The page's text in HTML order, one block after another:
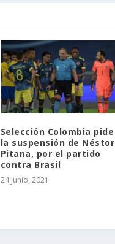
Selección Colombia pide
la suspensión de Néstor
Pitana, por el partido
contra Brasil
24 junio, 2021